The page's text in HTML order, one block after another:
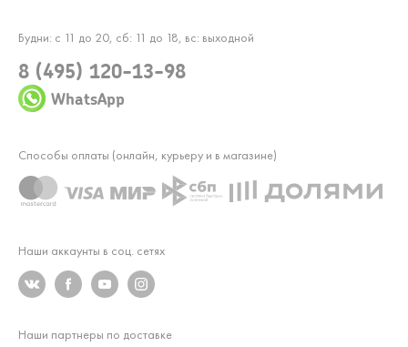
Будни: с 11 до 20, сб: 11 до 18, вс: выходной
8 (495) 120-13-98
WhatsApp
Наши аккаунты в соц. сетях
Способы оплаты (онлайн, курьеру и в магазине)
Наши партнеры по доставке